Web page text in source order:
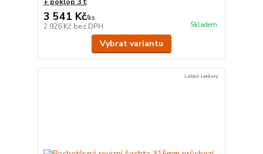
3 541 Kč/ks
2 926 Kč bez DPH Skladem
Vybrat variantu
Lehké zatížení